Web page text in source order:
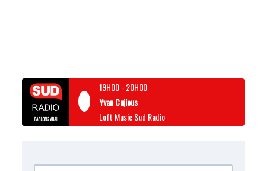
19H00- 20H00
Yvan Cujious
Loft Music Sud Radio